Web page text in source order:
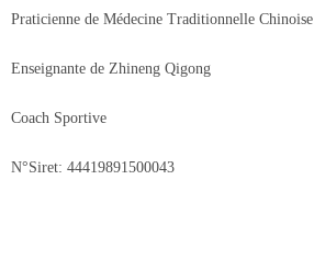
Praticienne de Médecine Traditionnelle Chinoise
Enseignante de Zhineng Qigong
Coach Sportive
N°Siret: 44419891500043